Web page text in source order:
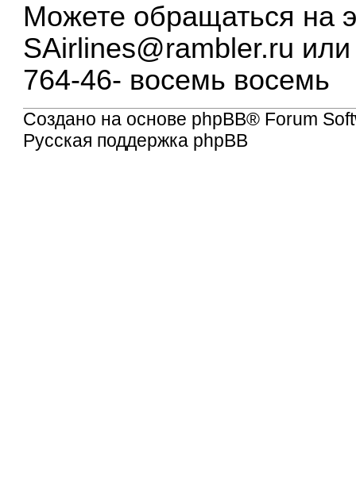
Можете обращаться на
SAirlines@rambler.ru или
764-46- восемь восемь
Создано на основе phpBB® Forum
Русская поддержка phpBB